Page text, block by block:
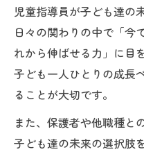
児童指導員が子ども達の
日々の関わりの中で「今
れから伸ばせる力」に目
子ども一人ひとりの成長
ることが大切です。
また、保護者や他職種と
子ども達の未来の選択肢